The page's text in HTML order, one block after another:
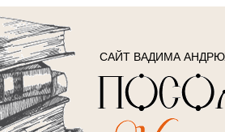
САЙТ ВАДИМА